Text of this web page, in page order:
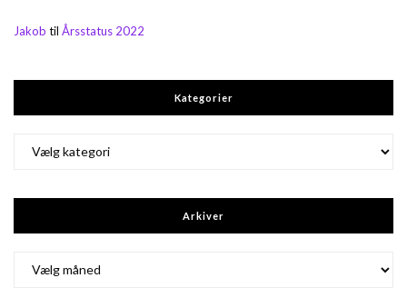
Jakob til Årsstatus 2022
Kategorier
Arkiver